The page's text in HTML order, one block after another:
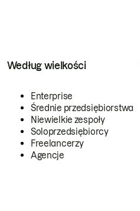
Według wielkości
Enterprise
Średnie przedsiębiorstwa
Niewielkie zespoły
Soloprzedsiębiorcy
Freelancerzy
Agencje